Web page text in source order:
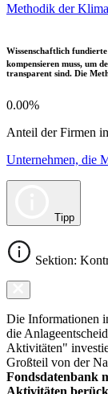
Methodik der
Wissenschaftlich
kompensieren muss, um
transparent sind. Die
0.00%
Anteil der Firmen
Unternehmen, die
Tipp
Sektion:
Die Informationen
die
Aktivitäten"
Großteil von der
Fondsdatenbank
Aktivitäten